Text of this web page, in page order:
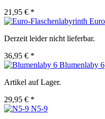
21,95 € *
Derzeit leider nicht lieferbar.
36,95 € *
Blumenlaby 6
Artikel auf Lager.
29,95 € *
N5-9